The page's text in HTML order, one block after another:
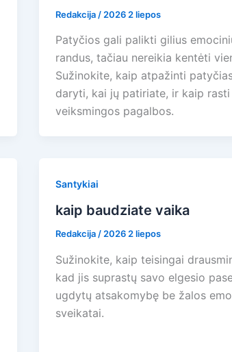
Redakcija / 2026 2 liepos
Patyčios gali palikti gilius
randus, tačiau nereikia kentėti
Sužinokite, kaip atpažinti
daryti, kai jų patiriate, ir kaip rasti
veiksmingos pagalbos.
Santykiai
kaip baudziate vaika
Redakcija / 2026 2 liepos
Sužinokite, kaip teisingai
kad jis suprastų savo elgesio
ugdytų atsakomybę be žalos
sveikatai.